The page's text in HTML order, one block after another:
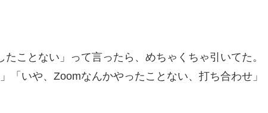
たことない」って言ったら、めちゃくちゃ引いてた。
「いや、Zoomなんかやったことない、打ち合わせ」